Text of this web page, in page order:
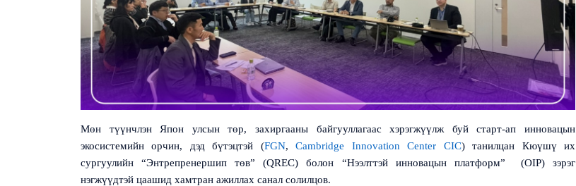
Мөн түүнчлэн Япон улсын төр, захиргааны байгууллагаас хэрэгжүүлж буй старт-ап инновацын
экосистемийн орчин, дэд бүтэцтэй (FGN,Cambridge Innovation Center CIC)танилцан Кюүшү их
сургуулийн “Энтрепренершип төв”(QREC) болон “Нээлттэй инновацын платформ” (OIP)зэрэг
нэгжүүдтэй цаашид хамтран ажиллах санал солилцов.